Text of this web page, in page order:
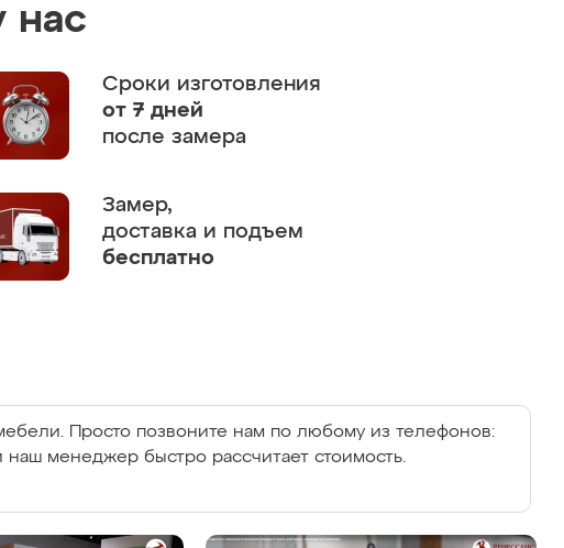
нас
Сроки изготовления
от 7 дней
после замера
Замер,
доставка и подъем
бесплатно
Просто позвоните нам по любому из телефонов:
наш менеджер быстро рассчитает стоимость.